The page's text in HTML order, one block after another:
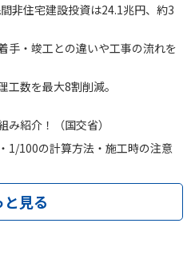
非住宅建設投資は24.1兆円、約3
手・竣工との違いや工事の流れを
数を最大8割削減。
紹介！（国交省）
1/100の計算方法・施工時の注意
と見る